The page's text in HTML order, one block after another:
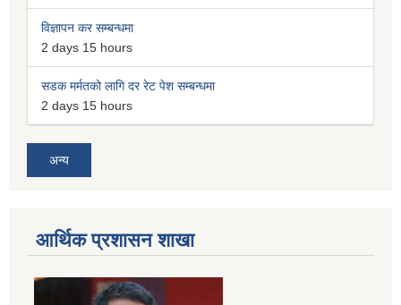
विज्ञापन कर सम्बन्धमा
2 days 15 hours
सडक मर्मतको लागि दर रेट पेश सम्बन्धमा
2 days 15 hours
अन्य
आर्थिक प्रशासन शाखा